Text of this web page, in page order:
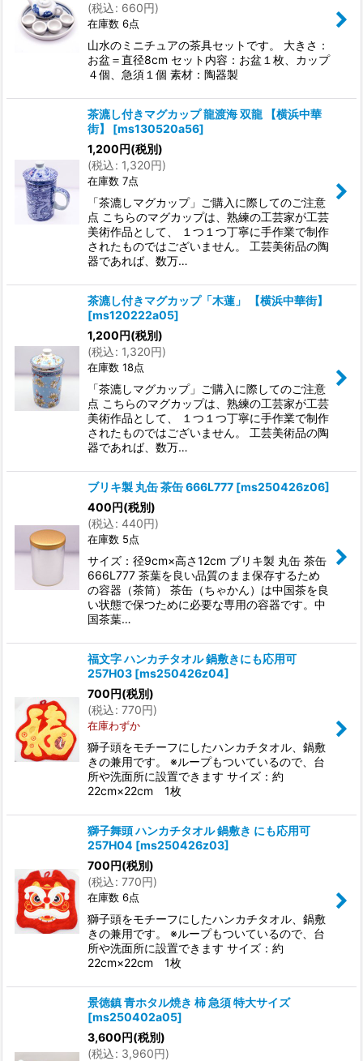
(税込: 660円)
在庫数 6点
山水のミニチュアの茶具セットです。 大きさ：
お盆＝直径8cm セット内容：お盆１枚、カップ
４個、急須１個 素材：陶器製
茶漉し付きマグカップ 龍渡海 双龍 【横浜中華
街】
[ms130520a56]
1,200円(税別)
(税込: 1,320円)
在庫数 7点
「茶漉しマグカップ」ご購入に際してのご注意
点 こちらのマグカップは、熟練の工芸家が工芸
美術作品として、 １つ１つ丁寧に手作業で制作
されたものではございません。 工芸美術品の陶
器であれば、数万…
茶漉し付きマグカップ「木蓮」 【横浜中華街】
[ms120222a05]
1,200円(税別)
(税込: 1,320円)
在庫数 18点
「茶漉しマグカップ」ご購入に際してのご注意
点 こちらのマグカップは、熟練の工芸家が工芸
美術作品として、 １つ１つ丁寧に手作業で制作
されたものではございません。 工芸美術品の陶
器であれば、数万…
ブリキ製 丸缶 茶缶 666L777 [ms250426z06]
400円(税別)
(税込: 440円)
在庫数 5点
サイズ：径9cm×高さ12cm ブリキ製 丸缶 茶缶
666L777 茶葉を良い品質のまま保存するため
の容器（茶筒） 茶缶（ちゃかん）は中国茶を良
い状態で保つために必要な専用の容器です。中
国茶葉…
福文字 ハンカチタオル 鍋敷きにも応用可
257H03 [ms250426z04]
700円(税別)
(税込: 770円)
在庫わずか
獅子頭をモチーフにしたハンカチタオル、鍋敷
きの兼用です。 ※ループもついているので、台
所や洗面所に設置できます サイズ：約
22cm×22cm 1枚
獅子舞頭 ハンカチタオル 鍋敷き にも応用可
257H04 [ms250426z03]
700円(税別)
(税込: 770円)
在庫数 6点
獅子頭をモチーフにしたハンカチタオル、鍋敷
きの兼用です。 ※ループもついているので、台
所や洗面所に設置できます サイズ：約
22cm×22cm 1枚
景徳鎮 青ホタル焼き 柿 急須 特大サイズ
[ms250402a05]
3,600円(税別)
(税込: 3,960円)